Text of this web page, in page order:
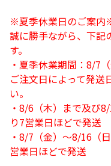
※夏季休業日のご案内
誠に勝手ながら、下記
す。
・夏季休業期間：8/7
ご注文日によって発送
い。
・8/6（木）まで及び
り7営業日ほどで発送
・8/7（金）～8/16（
営業日ほどで発送